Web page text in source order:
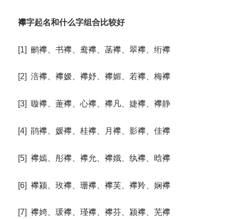
襻字起名和什么字组合比较好
[1] 鹂襻、书襻、鸯襻、菡襻、翠襻、绗襻
[2] 涪襻、襻嫒、襻妤、襻媚、若襻、梅襻
[3] 暶襻、萐襻、心襻、襻凡、婕襻、襻静
[4] 鹃襻、媛襻、桂襻、月襻、影襻、佳襻
[5] 襻嫣、彤襻、襻允、襻娥、纨襻、晗襻
[6] 襻颍、玫襻、珊襻、襻芙、襻羚、娴襻
[7] 襻婍、瑗襻、瑾襻、襻芬、颍襻、芜襻